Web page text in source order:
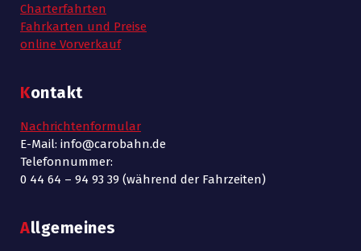
Charterfahrten
Fahrkarten und Preise
online Vorverkauf
Kontakt
Nachrichtenformular
E-Mail: info@carobahn.de
Telefonnummer:
0 44 64 – 94 93 39 (während der Fahrzeiten)
Allgemeines